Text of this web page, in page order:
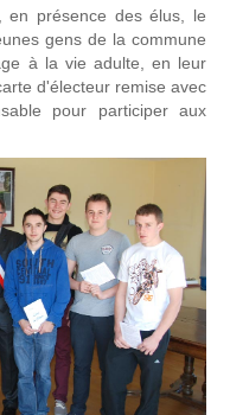
en présence des élus, le
gens de la commune
à la vie adulte, en leur
d'électeur remise avec
pour participer aux